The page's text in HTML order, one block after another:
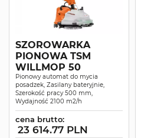
SZOROWARKA
PIONOWA TSM
WILLMOP 50
Pionowy automat do mycia
posadzek, Zasilany bateryjnie,
Szerokość pracy 500 mm,
Wydajność 2100 m2/h
cena brutto:
23 614.77 PLN